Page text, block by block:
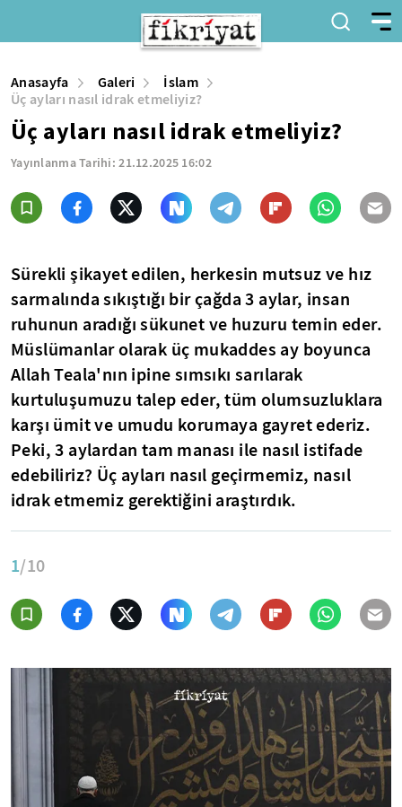
Anasayfa Galeri
İslam
Üç ayları nasıl idrak etmeliyiz?
Üç ayları nasıl idrak etmeliyiz?
Yayınlanma Tarihi:21.12.2025 16:02
Sürekli şikayet edilen, herkesin mutsuz ve hız
sarmalında sıkıştığı bir çağda 3 aylar, insan
ruhunun aradığı sükunet ve huzuru temin eder.
Müslümanlar olarak üç mukaddes ay boyunca
Allah Teala'nın ipine sımsıkı sarılarak
kurtuluşumuzu talep eder, tüm olumsuzluklara
karşı ümit ve umudu korumaya gayret ederiz.
Peki, 3 aylardan tam manası ile nasıl istifade
edebiliriz? Üç ayları nasıl geçirmemiz, nasıl
idrak etmemiz gerektiğini araştırdık.
1/10